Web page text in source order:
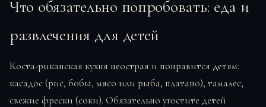
Что обязательно попробовать: еда и
развлечения для детей
Коста-риканская кухня неострая и понравится детям:
касадос (рис, бобы, мясо или рыба, платано), тамалес,
свежие фрески (соки). Обязательно угостите детей